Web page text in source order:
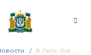
В Пыть-Яхе